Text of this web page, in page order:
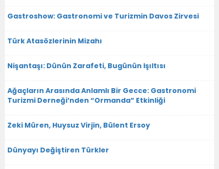
Gastroshow: Gastronomi ve Turizmin Davos Zirvesi
Türk Atasözlerinin Mizahı
Nişantaşı: Dünün Zarafeti, Bugünün Işıltısı
Ağaçların Arasında Anlamlı Bir Gecce: Gastronomi
Turizmi Derneği’nden “Ormanda” Etkinliği
Zeki Müren, Huysuz Virjin, Bülent Ersoy
Dünyayı Değiştiren Türkler